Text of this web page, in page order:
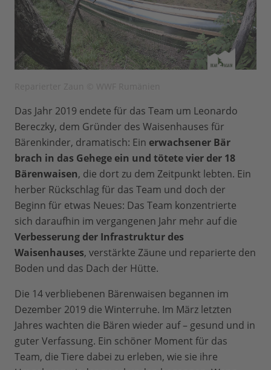
Das Jahr 2019 endete für das Team um Leonardo
Bereczky, dem Gründer des Waisenhauses für
Bärenkinder, dramatisch: Ein erwachsener Bär
brach in das Gehege ein und tötete vier der 18
Bärenwaisen, die dort zu dem Zeitpunkt lebten. Ein
herber Rückschlag für das Team und doch der
Beginn für etwas Neues: Das Team konzentrierte
sich daraufhin im vergangenen Jahr mehr auf die
Verbesserung der Infrastruktur des
Waisenhauses, verstärkte Zäune und reparierte den
Boden und das Dach der Hütte.
Die 14 verbliebenen Bärenwaisen begannen im
Dezember 2019 die Winterruhe. Im März letzten
Jahres wachten die Bären wieder auf – gesund und in
guter Verfassung. Ein schöner Moment für das
Team, die Tiere dabei zu erleben, wie sie ihre